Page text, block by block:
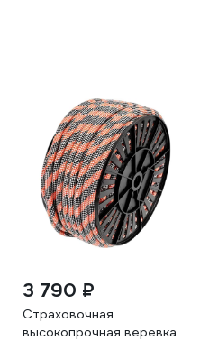
3 790 ₽
Страховочная
высокопрочная веревка